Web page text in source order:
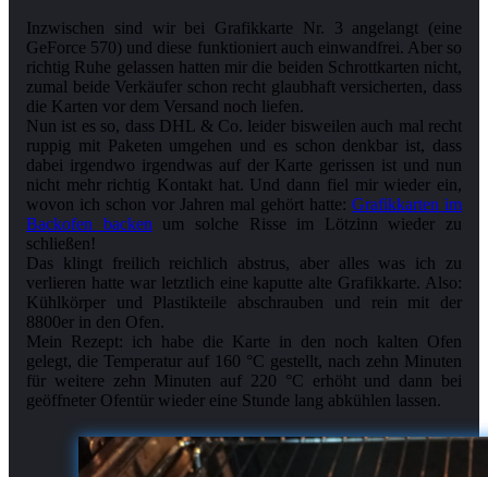
Inzwischen sind wir bei Grafikkarte Nr. 3 angelangt (eine
GeForce 570) und diese funktioniert auch einwandfrei. Aber so
richtig Ruhe gelassen hatten mir die beiden Schrottkarten nicht,
zumal beide Verkäufer schon recht glaubhaft versicherten, dass
die Karten vor dem Versand noch liefen.
Nun ist es so, dass DHL & Co. leider bisweilen auch mal recht
ruppig mit Paketen umgehen und es schon denkbar ist, dass
dabei irgendwo irgendwas auf der Karte gerissen ist und nun
nicht mehr richtig Kontakt hat. Und dann fiel mir wieder ein,
wovon ich schon vor Jahren mal gehört hatte: Grafikkarten im
Backofen backen um solche Risse im Lötzinn wieder zu
schließen!
Das klingt freilich reichlich abstrus, aber alles was ich zu
verlieren hatte war letztlich eine kaputte alte Grafikkarte. Also:
Kühlkörper und Plastikteile abschrauben und rein mit der
8800er in den Ofen.
Mein Rezept: ich habe die Karte in den noch kalten Ofen
gelegt, die Temperatur auf 160 °C gestellt, nach zehn Minuten
für weitere zehn Minuten auf 220 °C erhöht und dann bei